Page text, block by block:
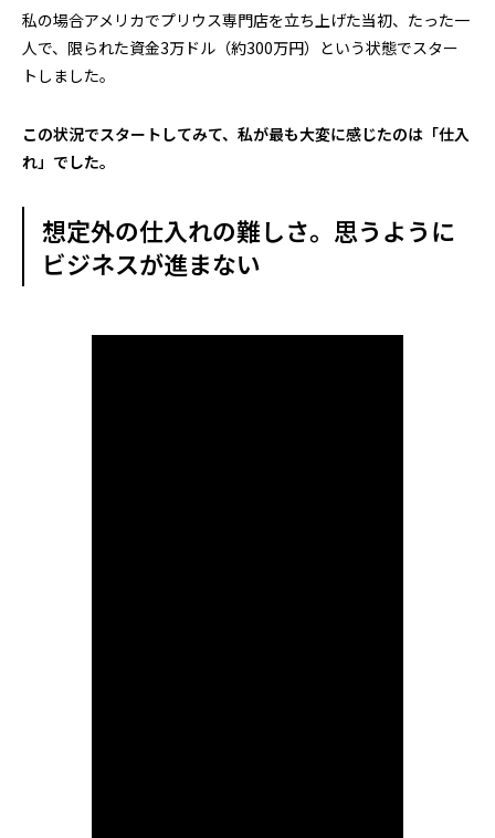
私の場合アメリカでプリウス専門店を立ち上げた当初、たった一
人で、限られた資金3万ドル（約300万円）という状態でスター
トしました。
この状況でスタートしてみて、私が最も大変に感じたのは「仕入
れ」でした。
想定外の仕入れの難しさ。思うように
ビジネスが進まない